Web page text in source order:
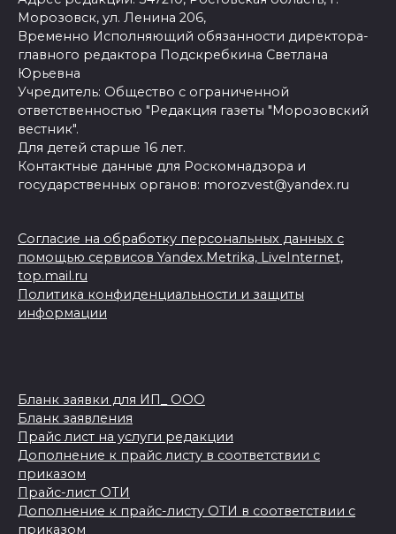
Морозовск, ул. Ленина 206,
Временно Исполняющий обязанности директора-
главного редактора Подскребкина Светлана
Юрьевна
Учредитель: Общество с ограниченной
ответственностью "Редакция газеты "Морозовский
вестник".
Для детей старше 16 лет.
Контактные данные для Роскомнадзора и
государственных органов: morozvest@yandex.ru
Согласие на обработку персональных данных с
помощью сервисов Yandex.Metrika, LiveInternet,
top.mail.ru
Политика конфиденциальности и защиты
информации
Бланк заявки для ИП_ ООО
Бланк заявления
Прайс лист на услуги редакции
Дополнение к прайс листу в соответствии с
приказом
Прайс-лист ОТИ
Дополнение к прайс-листу ОТИ в соответствии с
приказом